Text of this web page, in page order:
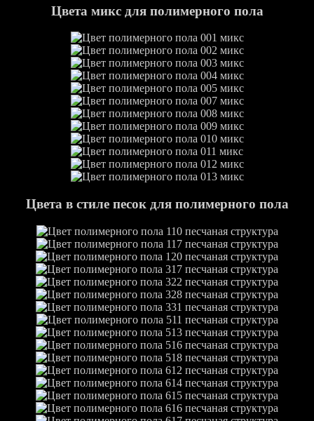
Цвета микс для полимерного пола
Цвета в стиле песок для полимерного пола